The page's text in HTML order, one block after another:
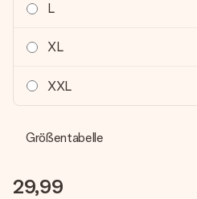
L
XL
XXL
Größentabelle
29,99